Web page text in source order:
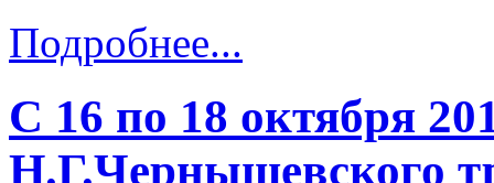
Подробнее...
С 16 по 18 октября
Н.Г.Чернышевского